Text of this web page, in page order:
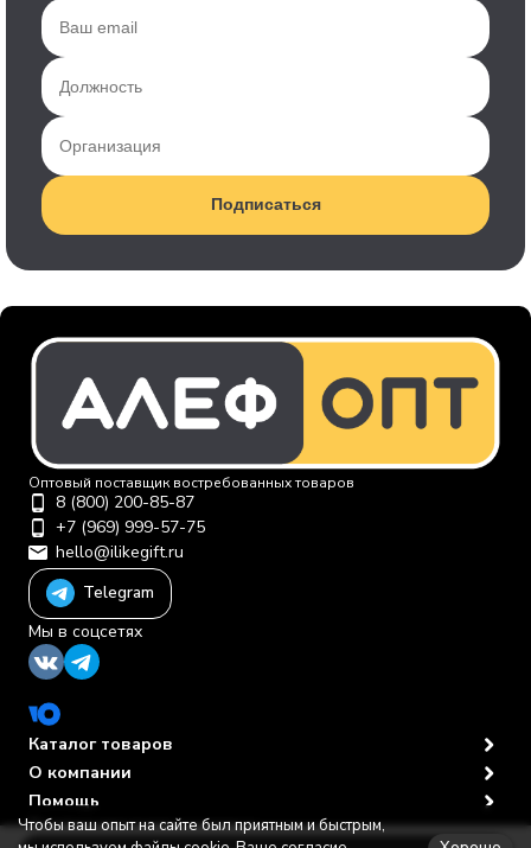
Подписаться
Оптовый поставщик востребованных товаров
8 (800) 200-85-87
+7 (969) 999-57-75
hello@ilikegift.ru
Telegram
Мы в соцсетях
Каталог товаров
О компании
Помощь
Политика персональных данных
© 2012-2026 ООО "Первая торговая компания"
Чтобы ваш опыт на сайте был приятным и быстрым,